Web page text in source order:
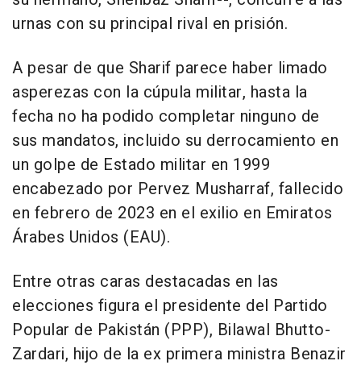
urnas con su principal rival en prisión.
A pesar de que Sharif parece haber limado
asperezas con la cúpula militar, hasta la
fecha no ha podido completar ninguno de
sus mandatos, incluido su derrocamiento en
un golpe de Estado militar en 1999
encabezado por Pervez Musharraf, fallecido
en febrero de 2023 en el exilio en Emiratos
Árabes Unidos (EAU).
Entre otras caras destacadas en las
elecciones figura el presidente del Partido
Popular de Pakistán (PPP), Bilawal Bhutto-
Zardari, hijo de la ex primera ministra Benazir